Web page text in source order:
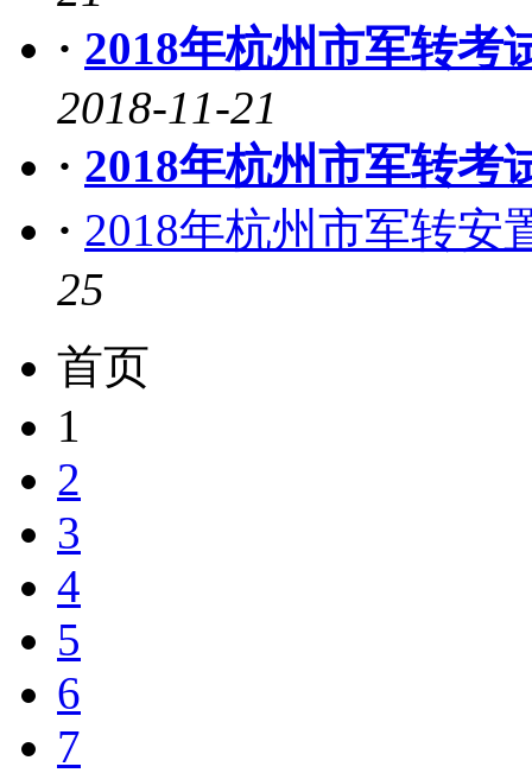
· 2018年杭州市军转考
2018-11-21
· 2018年杭州市军转考
· 2018年杭州市军转安
25
首页
1
2
3
4
5
6
7